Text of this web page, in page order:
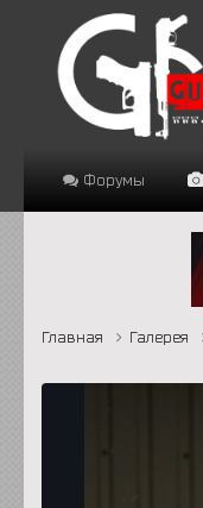
Форумы
Главная Галерея